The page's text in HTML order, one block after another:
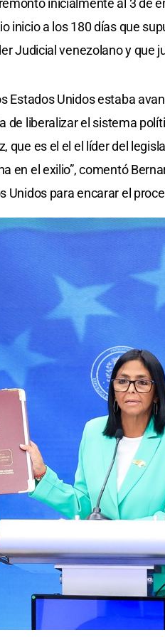
inicialmente al 3 de
inicio a los 180 días que
Judicial venezolano y
Estados Unidos estaba
de liberalizar el sistema
que es el el el líder del
en el exilio”, comentó
Unidos para encarar el